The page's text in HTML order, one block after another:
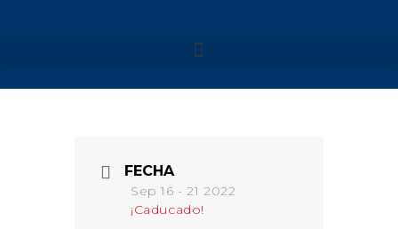
CAVALLS – SEMANA SANTA
FECHA
Sep 16 - 21 2022
¡Caducado!